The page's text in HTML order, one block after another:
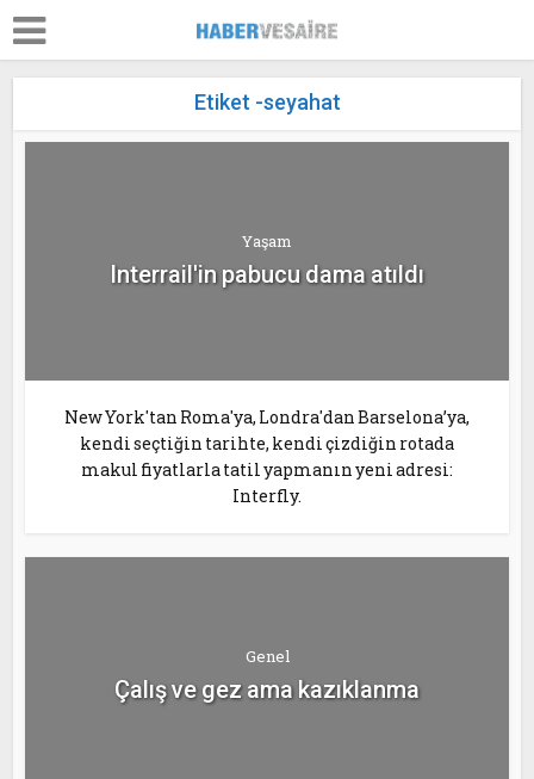
Etiket -seyahat
Yaşam
Interrail'in pabucu dama atıldı
New York'tan Roma'ya, Londra'dan Barselona’ya,
kendi seçtiğin tarihte, kendi çizdiğin rotada
makul fiyatlarla tatil yapmanın yeni adresi:
Interfly.
Genel
Çalış ve gez ama kazıklanma